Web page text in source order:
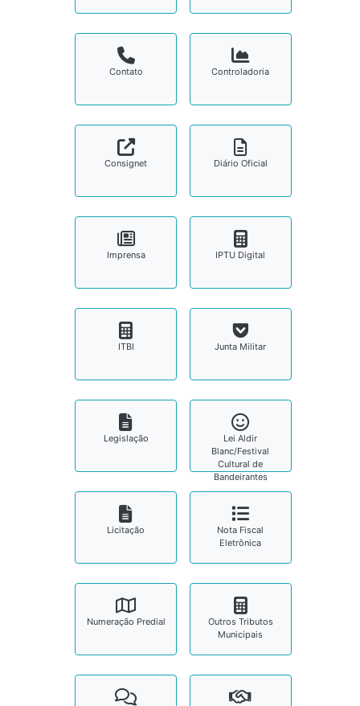
Contato Controladoria
Consignet Diário Oficial
Imprensa IPTU Digital
ITBI Junta Militar
Legislação
Lei Aldir
Blanc/Festival
Cultural de
Bandeirantes
Licitação
Nota Fiscal
Eletrônica
Numeração Predial
Outros Tributos
Municipais